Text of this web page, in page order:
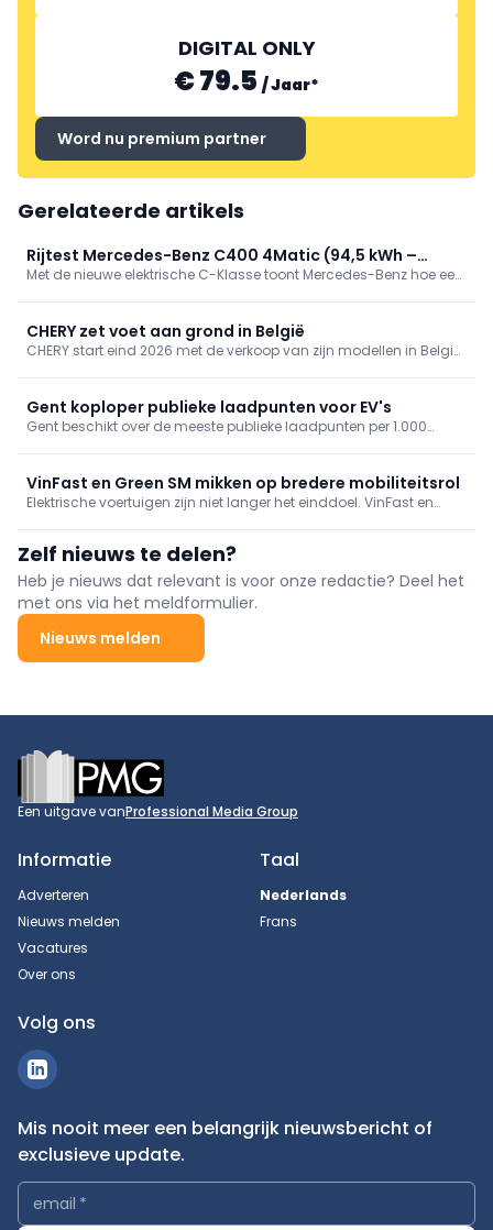
DIGITAL ONLY
€ 79.5 /Jaar*
Word nu premium partner
Gerelateerde artikels
Rijtest Mercedes-Benz C400 4Matic (94,5 kWh –
360 kW/489 pk)
Met de nieuwe elektrische C-Klasse toont Mercedes-Benz hoe een
prestaties, efficiëntie, comfort en technologie.
CHERY zet voet aan grond in België
CHERY start eind 2026 met de verkoop van zijn modellen in België
uit de TIGGO-familie.
Gent koploper publieke laadpunten voor EV's
Gent beschikt over de meeste publieke laadpunten per 1.000
brengt de regionale verschillen in kaart.
VinFast en Green SM mikken op bredere mobiliteitsrol
Elektrische voertuigen zijn niet langer het einddoel. VinFast en
samen een efficiënter vervoerssysteem vormen.
Zelf nieuws te delen?
Heb je nieuws dat relevant is voor onze redactie? Deel het
met ons via het meldformulier.
Nieuws melden
Footer
Een uitgave vanProfessional Media Group
Informatie
Adverteren
Nieuws melden
Vacatures
Over ons
Taal
Nederlands
Frans
Volg ons
Mis nooit meer een belangrijk nieuwsbericht of
exclusieve update.
email *